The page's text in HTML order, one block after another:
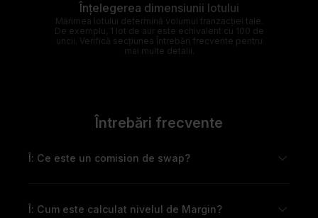
Înțelegerea dimensiunii lotului
Mărimea lotului determină volumul tranzacției tale.
De exemplu, 1 lot de aur este echivalent cu 100 de
uncii. Verifică secțiunea Întrebări frecvente pentru
mai multe detalii.
Întrebări frecvente
Î: Ce este un comision de swap?
Î: Cum este calculat nivelul de Margin?